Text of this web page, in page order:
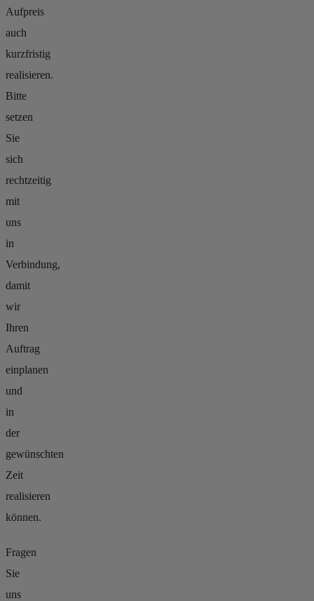
Aufpreis
auch
kurzfristig
realisieren.
Bitte
setzen
Sie
sich
rechtzeitig
mit
uns
in
Verbindung,
damit
wir
Ihren
Auftrag
einplanen
und
in
der
gewünschten
Zeit
realisieren
können.
Fragen
Sie
uns